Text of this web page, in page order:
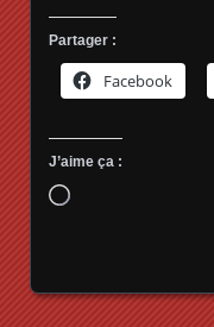
Partager :
Facebook
J’aime ça :
Chargement…